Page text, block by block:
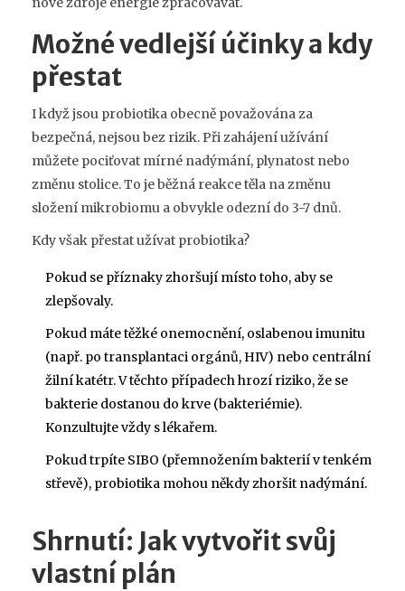
Možné vedlejší účinky a kdy
přestat
I když jsou probiotika obecně považována za
bezpečná, nejsou bez rizik. Při zahájení užívání
můžete pociťovat mírné nadýmání, plynatost nebo
změnu stolice. To je běžná reakce těla na změnu
složení mikrobiomu a obvykle odezní do 3-7 dnů.
Kdy však přestat užívat probiotika?
Pokud se příznaky zhoršují místo toho, aby se
zlepšovaly.
Pokud máte těžké onemocnění, oslabenou imunitu
(např. po transplantaci orgánů, HIV) nebo centrální
žilní katétr. V těchto případech hrozí riziko, že se
bakterie dostanou do krve (bakteriémie).
Konzultujte vždy s lékařem.
Pokud trpíte SIBO (přemnožením bakterií v tenkém
střevě), probiotika mohou někdy zhoršit nadýmání.
Shrnutí: Jak vytvořit svůj
vlastní plán